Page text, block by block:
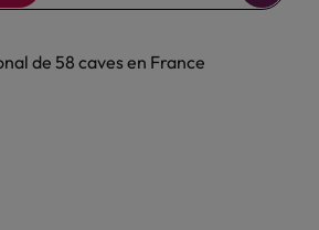
de 58 caves en France